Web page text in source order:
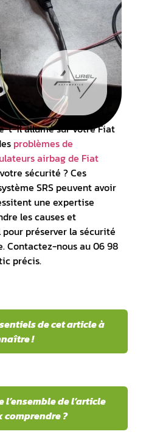
t-il allumé sur votre Fiat
problèmes de
airbag de Fiat
sécurité ? Ces
SRS peuvent avoir
une expertise
les causes et
préserver la sécurité
Contactez-nous au 06 98
précis.
de cet article à
!
de l’article
comprendre ?